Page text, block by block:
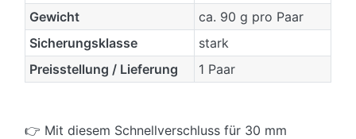
Gewicht
ca. 90 g pro Paar
Sicherungsklasse
stark
Preisstellung / Lieferung
1 Paar
👉 Mit diesem Schnellverschluss für 30 mm